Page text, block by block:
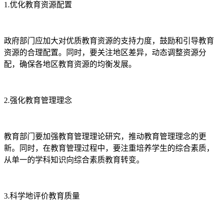
1.优化教育资源配置
政府部门应加大对优质教育资源的支持力度，鼓励和引导教育
资源的合理配置。同时，要关注地区差异，动态调整资源分
配，确保各地区教育资源的均衡发展。
2.强化教育管理理念
教育部门要加强教育管理理论研究，推动教育管理理念的更
新。同时，在教育管理过程中，要注重培养学生的综合素质，
从单一的学科知识向综合素质教育转变。
3.科学地评价教育质量